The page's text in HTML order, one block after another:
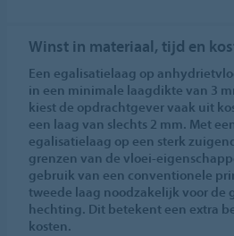
Winst in materiaal, tijd en
Een egalisatielaag op
in een minimale laagdikte van 3
kiest de opdrachtgever vaak uit
een laag van slechts 2 mm. Met
egalisatielaag op een sterk
grenzen van de vloei-
gebruik van een conventionele
tweede laag noodzakelijk voor de
hechting. Dit betekent een extra
kosten.